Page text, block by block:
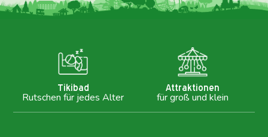
Tikibad
Rutschen für jedes Alter
Attraktionen
für groß und klein